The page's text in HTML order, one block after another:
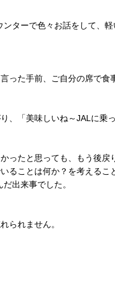
ターで色々お話をして、
った手前、ご自分の席で食
、「美味しいね～JALに乗
ったと思っても、もう後戻
ることは何か？を考えるこ
出来事でした。
られません。